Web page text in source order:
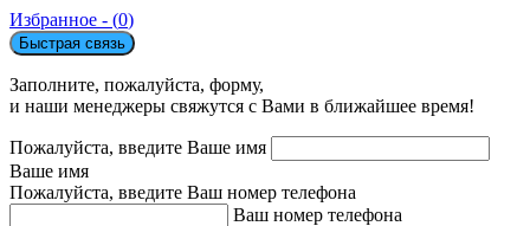
Избранное - (0)
Быстрая связь
Заполните, пожалуйста, форму,
и наши менеджеры свяжутся с Вами в ближайшее время!
Пожалуйста, введите Ваше имя
Ваше имя
Пожалуйста, введите Ваш номер телефона
Ваш номер телефона